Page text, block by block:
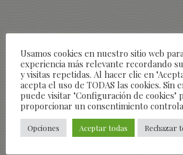
Usamos cookies en nuestro sitio web
experiencia más relevante recordando
y visitas repetidas. Al hacer clic en
acepta el uso de TODAS las cookies. Sin
puede visitar "Configuración de cookies"
proporcionar un consentimiento
Opciones Aceptar todas Rechazar